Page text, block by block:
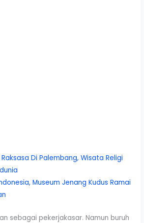
Di Palembang, Wisata Religi
Museum Jenang Kudus Ramai
sebagai pekerjakasar. Namun buruh